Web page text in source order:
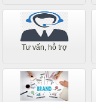
Tư vấn, hỗ trợ